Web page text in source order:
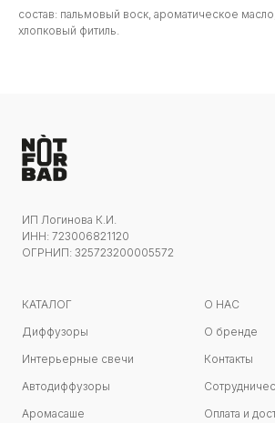
состав: пальмовый воск, ароматическое
хлопковый фитиль.
ИП Логинова К.И.
ИНН: 723006821120
ОГРНИП: 325723200005572
КАТАЛОГ
Диффузоры
Интерьерные свечи
Автодиффузоры
Аромасаше
О НАС
О бренде
Контакты
Оплата и